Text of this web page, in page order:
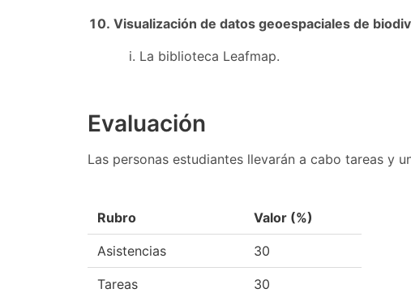
Visualización de datos geoespaciales de
La biblioteca Leafmap.
Evaluación
Las personas estudiantes llevarán a cabo tareas y
Rubro Valor (%)
Asistencias 30
Tareas 30